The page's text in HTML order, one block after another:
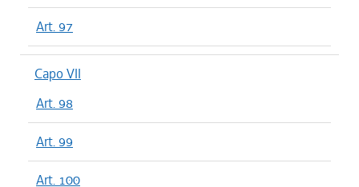
Art. 97
Capo VII
Art. 98
Art. 99
Art. 100